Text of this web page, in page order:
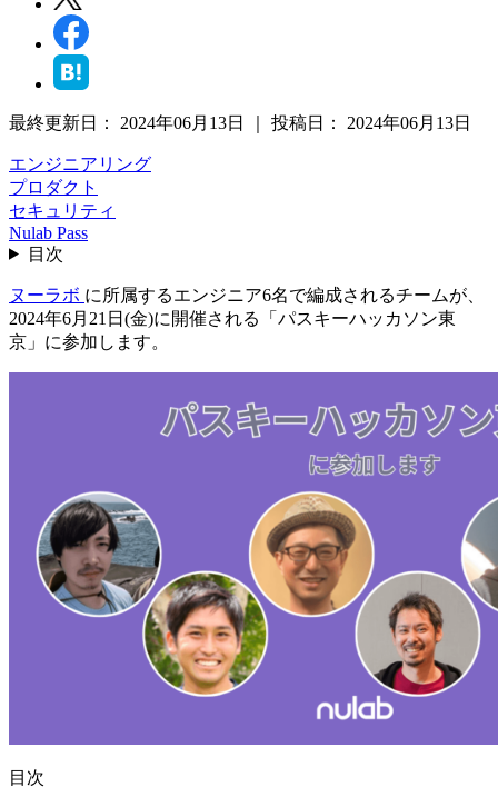
最終更新日： 2024年06月13日 投稿日： 2024年06月13日
エンジニアリング
プロダクト
セキュリティ
Nulab Pass
目次
ヌーラボ に所属するエンジニア6名で編成されるチームが、
2024年6月21日(金)に開催される「パスキーハッカソン東
京」に参加します。
目次